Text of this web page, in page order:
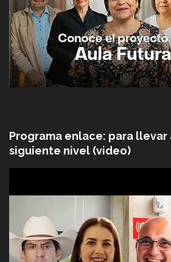
Programa enlace: para llevar
siguiente nivel (video)